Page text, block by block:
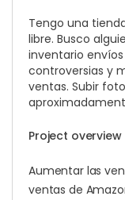
Tengo una
libre. Busco
inventario
controversias y
ventas. Subir
Project overview
Aumentar las
ventas de